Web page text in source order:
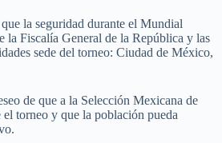
la seguridad durante el Mundial
la Fiscalía General de la República y las
sede del torneo: Ciudad de México,
de que a la Selección Mexicana de
torneo y que la población pueda